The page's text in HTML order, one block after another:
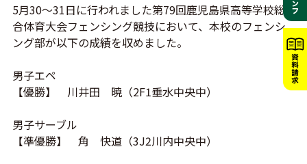
5月30～31日に行われました第79回鹿児島県高等学校総
合体育大会フェンシング競技において、本校のフェンシ
ング部が以下の成績を収めました。
男子エペ
【優勝】 川井田 暁（2F1垂水中央中）
男子サーブル
【準優勝】 角󠄃 快道（3J2川内中央中）